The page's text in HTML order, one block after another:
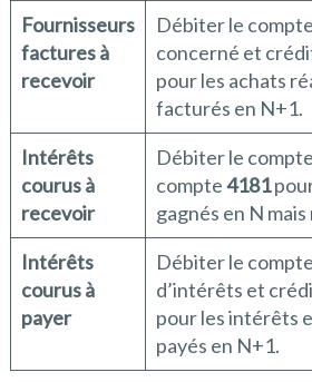
Fournisseurs
factures à
recevoir
Débiter le
concerné et
pour les achats
facturés en N+1.
Intérêts
courus à
recevoir
Débiter le compte
compte4181
gagnés en N
Intérêts
courus à
payer
Débiter le
d’intérêts et
pour les intérêts
payés en N+1.